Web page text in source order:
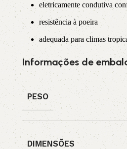
eletricamente condutiva
resistência à poeira
adequada para climas
Informações de
PESO
DIMENSÕES